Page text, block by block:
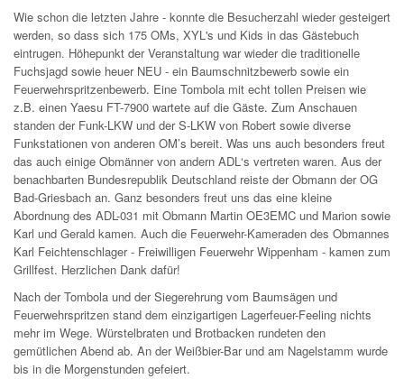
Wie schon die letzten Jahre - konnte die Besucherzahl wieder gesteigert
werden, so dass sich 175 OMs, XYL's und Kids in das Gästebuch
eintrugen. Höhepunkt der Veranstaltung war wieder die traditionelle
Fuchsjagd sowie heuer NEU - ein Baumschnitzbewerb sowie ein
Feuerwehrspritzenbewerb. Eine Tombola mit echt tollen Preisen wie
z.B. einen Yaesu FT-7900 wartete auf die Gäste. Zum Anschauen
standen der Funk-LKW und der S-LKW von Robert sowie diverse
Funkstationen von anderen OM’s bereit. Was uns auch besonders freut
das auch einige Obmänner von andern ADL‘s vertreten waren. Aus der
benachbarten Bundesrepublik Deutschland reiste der Obmann der OG
Bad-Griesbach an. Ganz besonders freut uns das eine kleine
Abordnung des ADL-031 mit Obmann Martin OE3EMC und Marion sowie
Karl und Gerald kamen. Auch die Feuerwehr-Kameraden des Obmannes
Karl Feichtenschlager - Freiwilligen Feuerwehr Wippenham - kamen zum
Grillfest. Herzlichen Dank dafür!
Nach der Tombola und der Siegerehrung vom Baumsägen und
Feuerwehrspritzen stand dem einzigartigen Lagerfeuer-Feeling nichts
mehr im Wege. Würstelbraten und Brotbacken rundeten den
gemütlichen Abend ab. An der Weißbier-Bar und am Nagelstamm wurde
bis in die Morgenstunden gefeiert.